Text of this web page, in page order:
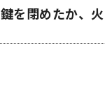
鍵を閉めたか、